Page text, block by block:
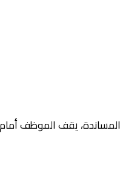
يقف الموظف